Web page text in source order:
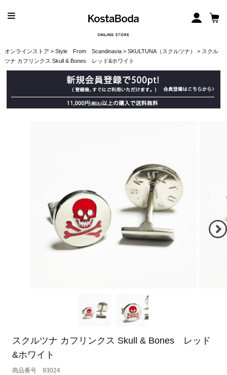
オンラインストア > Style From Scandinavia> SKULTUNA（スクルツナ）
> スクル
ツナ カフリンクス Skull & Bones レッド&ホワイト
スクルツナ カフリンクス Skull & Bones レッド
&ホワイト
93024